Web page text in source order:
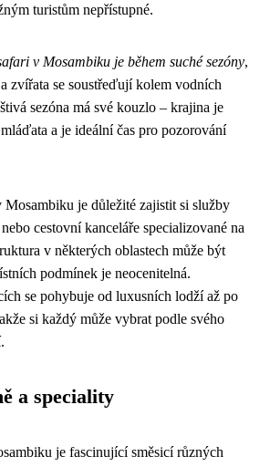
turistům nepřístupné.
v Mosambiku je během suché sezóny,
zvířata se soustřeďují kolem vodních
sezóna má své kouzlo – krajina je
a je ideální čas pro pozorování
Mosambiku je důležité zajistit si služby
cestovní kanceláře specializované na
v některých oblastech může být
podmínek je neocenitelná.
se pohybuje od luxusních lodží až po
si každý může vybrat podle svého
a speciality
je fascinující směsicí různých